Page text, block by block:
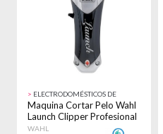
> ELECTRODOMÉSTICOS DE
BELLEZA
Maquina Cortar Pelo Wahl
Launch Clipper Profesional
Negro/gris
WAHL